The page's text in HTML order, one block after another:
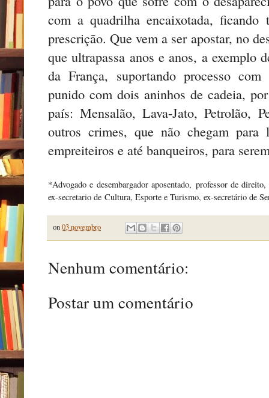
com a quadrilha encaixotada, ficando
prescrição. Que vem a ser apostar, no
que ultrapassa anos e anos, a exemplo
da França, suportando processo
punido com dois aninhos de cadeia,
país: Mensalão, Lava-Jato, Petrolão,
outros crimes, que não chegam para
empreiteiros e até banqueiros, para
*Advogado e desembargador aposentado, professor de
ex-secretario de Cultura, Esporte e Turismo, ex-secretário de
on03 novembro
Nenhum comentário:
Postar um comentário